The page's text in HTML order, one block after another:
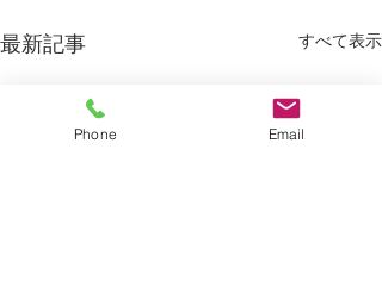
最新記事 すべて表示
Phone Email